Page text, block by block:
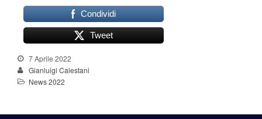
Condividi
Tweet
7 Aprile 2022
Gianluigi Calestani
News 2022